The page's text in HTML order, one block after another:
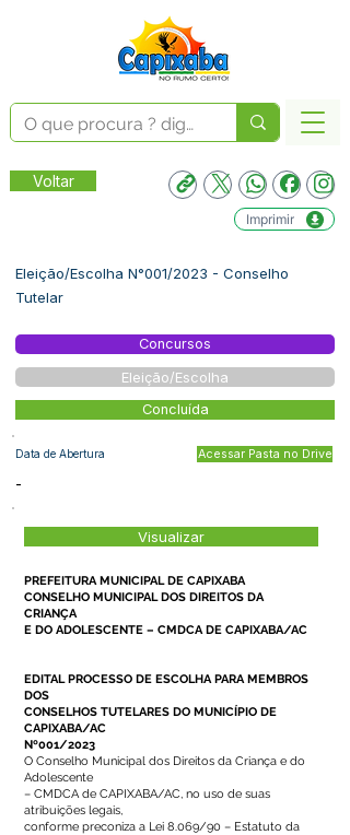
Voltar
Imprimir
Eleição/Escolha N°001/2023 - Conselho
Tutelar
Concursos
Eleição/Escolha
Concluída
Data de Abertura
-
Acessar Pasta no Drive
Visualizar
PREFEITURA MUNICIPAL DE CAPIXABA
CONSELHO MUNICIPAL DOS DIREITOS DA
CRIANÇA
E DO ADOLESCENTE – CMDCA DE CAPIXABA/AC
EDITAL PROCESSO DE ESCOLHA PARA MEMBROS
DOS
CONSELHOS TUTELARES DO MUNICÍPIO DE
CAPIXABA/AC
Nº001/2023
O Conselho Municipal dos Direitos da Criança e do
Adolescente
– CMDCA de CAPIXABA/AC, no uso de suas
atribuições legais,
conforme preconiza a Lei 8.069/90 – Estatuto da